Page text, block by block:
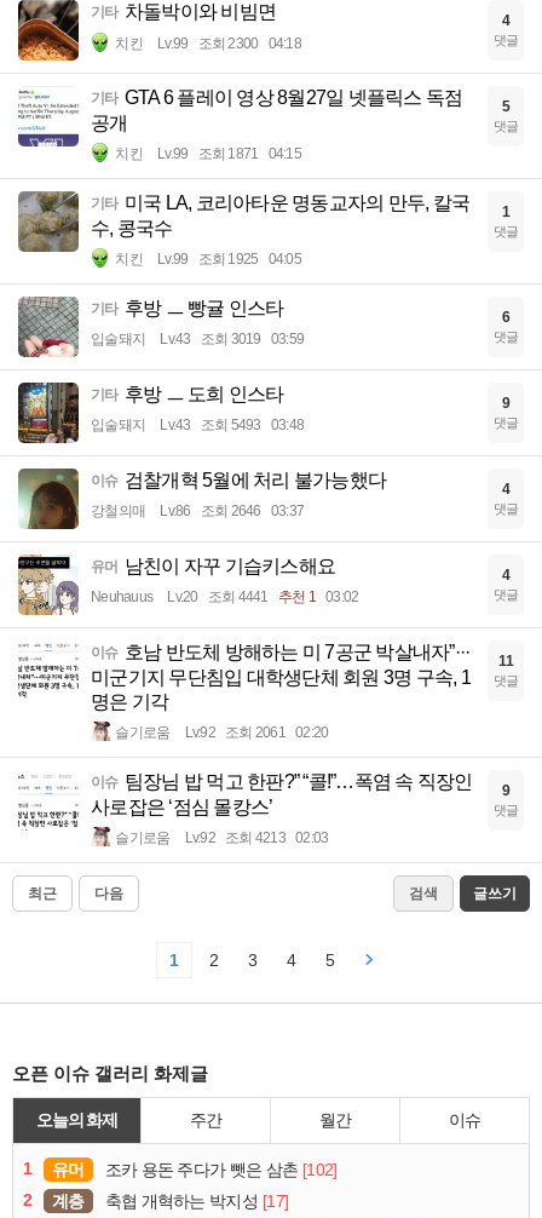
기타 차돌박이와 비빔면
치킨 Lv.99 조회 2300 04:18
4
댓글
기타 GTA 6 플레이 영상 8월27일 넷플릭스 독점
공개
치킨 Lv.99 조회 1871 04:15
5
댓글
기타 미국 LA, 코리아타운 명동교자의 만두, 칼국
수, 콩국수
치킨 Lv.99 조회 1925 04:05
1
댓글
기타 후방 ㅡ 빵귤 인스타
입술돼지 Lv.43 조회 3019 03:59
6
댓글
기타 후방 ㅡ 도희 인스타
입술돼지 Lv.43 조회 5493 03:48
9
댓글
이슈 검찰개혁 5월에 처리 불가능했다
강철의매 Lv.86 조회 2646 03:37
4
댓글
유머 남친이 자꾸 기습키스해요
Neuhauus Lv.20 조회 4441 추천 1 03:02
4
댓글
이슈 호남 반도체 방해하는 미 7공군 박살내자”···
미군기지 무단침입 대학생단체 회원 3명 구속, 1
명은 기각
슬기로움 Lv.92 조회 2061 02:20
11
댓글
이슈 팀장님 밥 먹고 한판?” “콜!”…폭염 속 직장인
사로잡은 ‘점심 몰캉스’
슬기로움 Lv.92 조회 4213 02:03
9
댓글
최근 다음 검색 글쓰기
1 2 3 4 5
오픈 이슈 갤러리 화제글
오늘의 화제 주간 월간 이슈
1 유머 조카 용돈 주다가 뺏은 삼촌 [102]
2
계층 축협 개혁하는 박지성 [17]